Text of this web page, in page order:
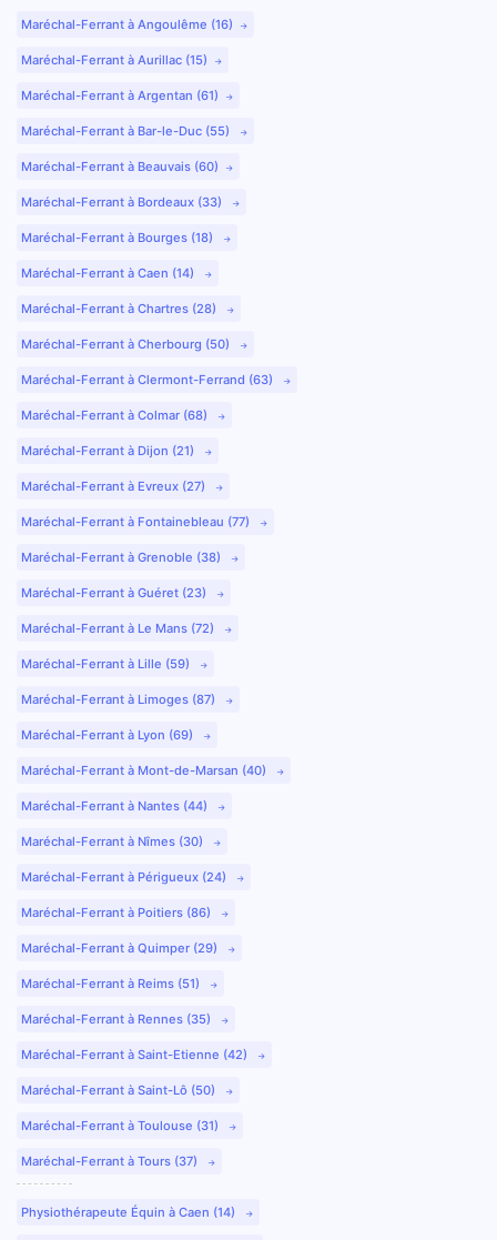
Maréchal-Ferrant à Angoulême (16)
Maréchal-Ferrant à Aurillac (15)
Maréchal-Ferrant à Argentan (61)
Maréchal-Ferrant à Bar-le-Duc (55)
Maréchal-Ferrant à Beauvais (60)
Maréchal-Ferrant à Bordeaux (33)
Maréchal-Ferrant à Bourges (18)
Maréchal-Ferrant à Caen (14)
Maréchal-Ferrant à Chartres (28)
Maréchal-Ferrant à Cherbourg (50)
Maréchal-Ferrant à Clermont-Ferrand (63)
Maréchal-Ferrant à Colmar (68)
Maréchal-Ferrant à Dijon (21)
Maréchal-Ferrant à Evreux (27)
Maréchal-Ferrant à Fontainebleau (77)
Maréchal-Ferrant à Grenoble (38)
Maréchal-Ferrant à Guéret (23)
Maréchal-Ferrant à Le Mans (72)
Maréchal-Ferrant à Lille (59)
Maréchal-Ferrant à Limoges (87)
Maréchal-Ferrant à Lyon (69)
Maréchal-Ferrant à Mont-de-Marsan (40)
Maréchal-Ferrant à Nantes (44)
Maréchal-Ferrant à Nîmes (30)
Maréchal-Ferrant à Périgueux (24)
Maréchal-Ferrant à Poitiers (86)
Maréchal-Ferrant à Quimper (29)
Maréchal-Ferrant à Reims (51)
Maréchal-Ferrant à Rennes (35)
Maréchal-Ferrant à Saint-Etienne (42)
Maréchal-Ferrant à Saint-Lô (50)
Maréchal-Ferrant à Toulouse (31)
Maréchal-Ferrant à Tours (37)
Physiothérapeute Équin à Caen (14)